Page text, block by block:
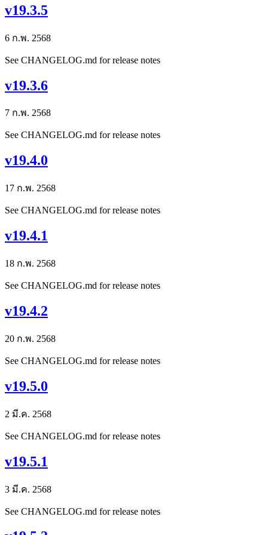
v19.3.5
6 ก.พ. 2568
See CHANGELOG.md for release notes
v19.3.6
7 ก.พ. 2568
See CHANGELOG.md for release notes
v19.4.0
17 ก.พ. 2568
See CHANGELOG.md for release notes
v19.4.1
18 ก.พ. 2568
See CHANGELOG.md for release notes
v19.4.2
20 ก.พ. 2568
See CHANGELOG.md for release notes
v19.5.0
2 มี.ค. 2568
See CHANGELOG.md for release notes
v19.5.1
3 มี.ค. 2568
See CHANGELOG.md for release notes